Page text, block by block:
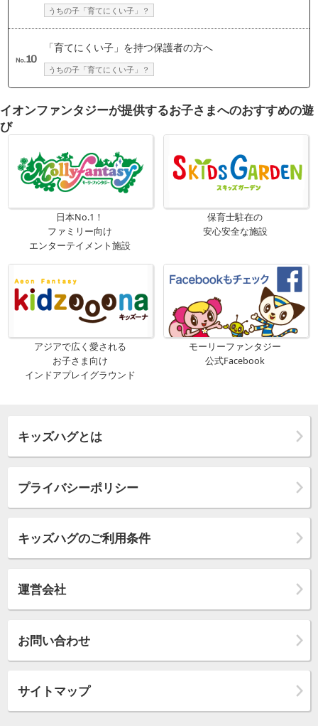
うちの子「育てにくい子」？
「育てにくい子」を持つ保護者の方へ
うちの子「育てにくい子」？
イオンファンタジーが提供するお子さまへのおすすめの遊
び
日本No.1！
ファミリー向け
エンターテイメント施設
保育士駐在の
安心安全な施設
アジアで広く愛される
お子さま向け
インドアプレイグラウンド
モーリーファンタジー
公式Facebook
キッズハグとは
プライバシーポリシー
キッズハグのご利用条件
運営会社
お問い合わせ
サイトマップ